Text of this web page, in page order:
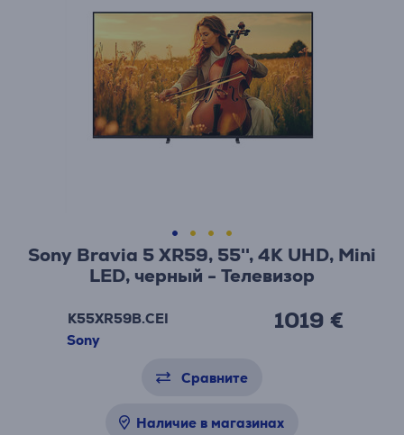
Sony Bravia 5 XR59, 55'', 4K UHD, Mini
LED, черный - Телевизор
K55XR59B.CEI
Sony
1019 €
Сравните
Наличие в магазинах